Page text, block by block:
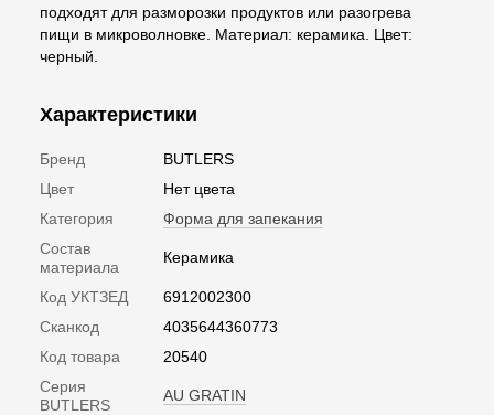
подходят для разморозки продуктов или разогрева
пищи в микроволновке. Материал: керамика. Цвет:
черный.
Характеристики
Бренд
BUTLERS
Цвет
Нет цвета
Категория
Форма для запекания
Состав
материала
Керамика
Код УКТЗЕД
6912002300
Сканкод
4035644360773
Код товара
20540
Серия
BUTLERS
AU GRATIN